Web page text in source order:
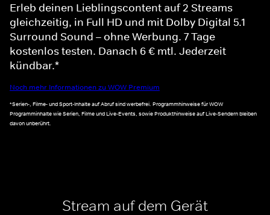
Erleb deinen Lieblingscontent auf 2 Streams
gleichzeitig, in Full HD und mit Dolby Digital 5.1
Surround Sound – ohne Werbung. 7 Tage
kostenlos testen. Danach 6 € mtl. Jederzeit
kündbar.*
Noch mehr Informationen zu WOW Premium
*Serien-, Filme- und Sport-Inhalte auf Abruf sind werbefrei. Programmhinweise für WOW
Programminhalte wie Serien, Filme und Live-Events, sowie Produkthinweise auf Live-Sendern bleiben
davon unberührt.
Stream auf dem Gerät